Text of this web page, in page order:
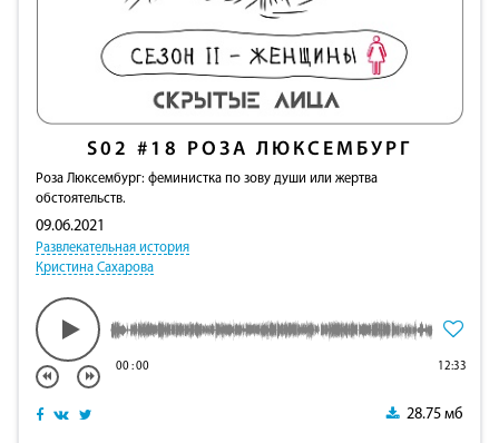
S02 #18 РОЗА ЛЮКСЕМБУРГ
Роза Люксембург: феминистка по зову души или жертва
обстоятельств.
09.06.2021
Развлекательная история
Кристина Сахарова
00:00 12:33
28.75 мб